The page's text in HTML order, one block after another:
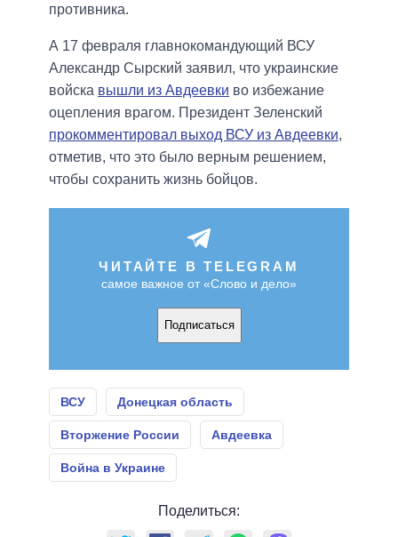
противника.
А 17 февраля главнокомандующий ВСУ
Александр Сырский заявил, что украинские
войска вышли из Авдеевки во избежание
оцепления врагом. Президент Зеленский
прокомментировал выход ВСУ из Авдеевки,
отметив, что это было верным решением,
чтобы сохранить жизнь бойцов.
ЧИТАЙТЕ В TELEGRAM
самое важное от «Слово и дело»
Подписаться
ВСУ Донецкая область
Вторжение России Авдеевка
Война в Украине
Поделиться: